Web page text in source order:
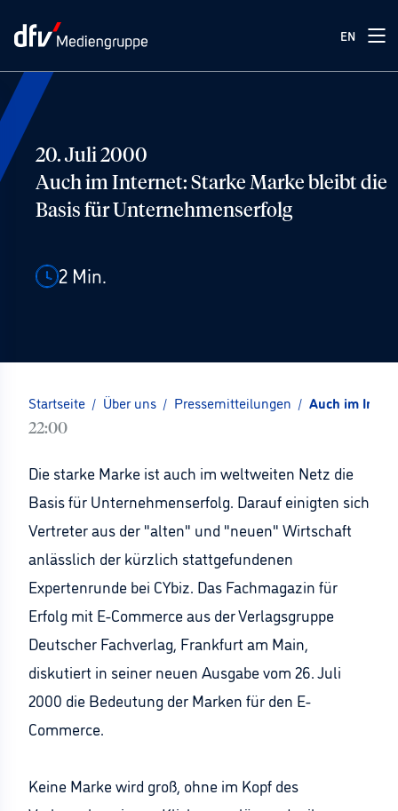
EN
20. Juli 2000
Auch im Internet: Starke Marke bleibt die
Basis für Unternehmenserfolg
2 Min.
Startseite / Über uns / Pressemitteilungen / Auch im
22:00
Die starke Marke ist auch im weltweiten Netz die
Basis für Unternehmenserfolg. Darauf einigten sich
Vertreter aus der "alten" und "neuen" Wirtschaft
anlässlich der kürzlich stattgefundenen
Expertenrunde bei CYbiz. Das Fachmagazin für
Erfolg mit E-Commerce aus der Verlagsgruppe
Deutscher Fachverlag, Frankfurt am Main,
diskutiert in seiner neuen Ausgabe vom 26. Juli
2000 die Bedeutung der Marken für den E-
Commerce.
Keine Marke wird groß, ohne im Kopf des